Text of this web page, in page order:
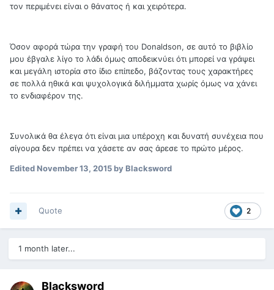
τον περιμένει είναι ο θάνατος ή και χειρότερα.
Όσον αφορά τώρα την γραφή του Donaldson, σε αυτό το βιβλίο
μου έβγαλε λίγο το λάδι όμως αποδεικνύει ότι μπορεί να γράψει
και μεγάλη ιστορία στο ίδιο επίπεδο, βάζοντας τους χαρακτήρες
σε πολλά ηθικά και ψυχολογικά διλήμματα χωρίς όμως να χάνει
το ενδιαφέρον της.
Συνολικά θα έλεγα ότι είναι μια υπέροχη και δυνατή συνέχεια που
σίγουρα δεν πρέπει να χάσετε αν σας άρεσε το πρώτο μέρος.
EditedNovember 13, 2015by Blacksword
2
Quote
1 month later...
Blacksword